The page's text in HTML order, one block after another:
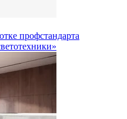
профстандарта